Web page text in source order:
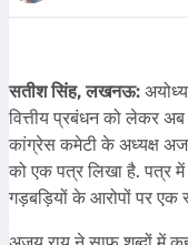
सतीश सिंह, लखनऊ:
वित्तीय प्रबंधन को लेकर अब
कांग्रेस कमेटी के अध्यक्ष अजय
को एक पत्र लिखा है. पत्र में
गड़बड़ियों के आरोपों पर एक